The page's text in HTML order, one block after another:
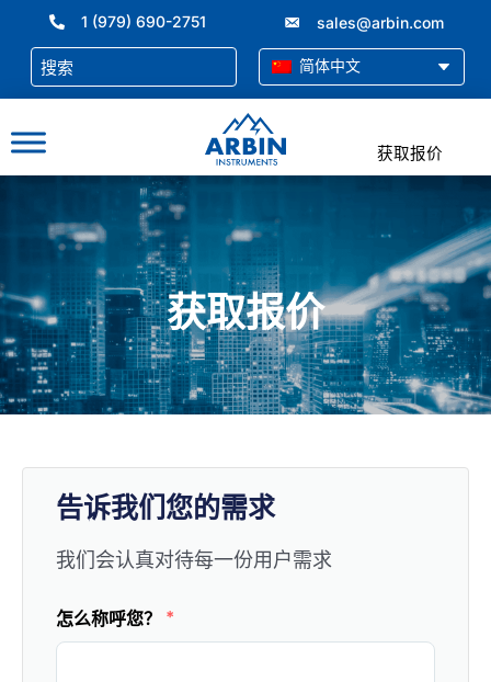
1 (979) 690-2751 sales@arbin.com
简体中文
获取报价
获取报价
告诉我们您的需求
我们会认真对待每一份用户需求
怎么称呼您？ *